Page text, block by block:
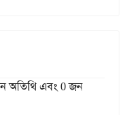
অতিথি এবং 0 জন